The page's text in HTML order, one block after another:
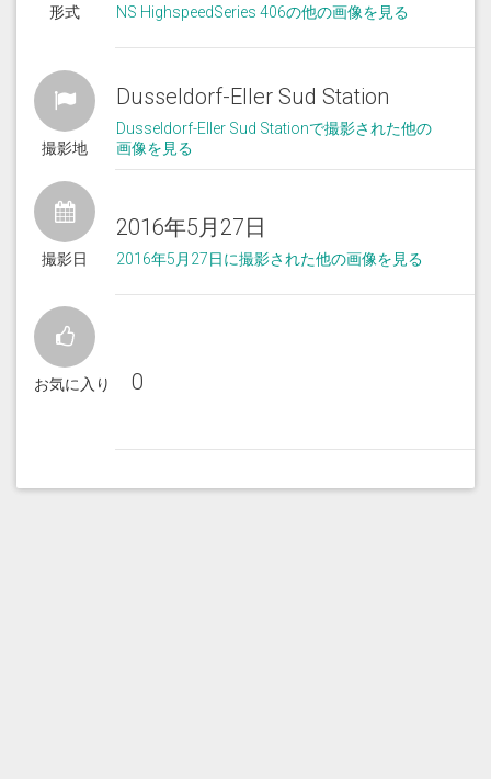
形式 NS HighspeedSeries 406の他の画像を見る
撮影地
Dusseldorf-Eller Sud Station
Dusseldorf-Eller Sud Stationで撮影された他の
画像を見る
撮影日
2016年5月27日
2016年5月27日に撮影された他の画像を見る
お気に入り 0